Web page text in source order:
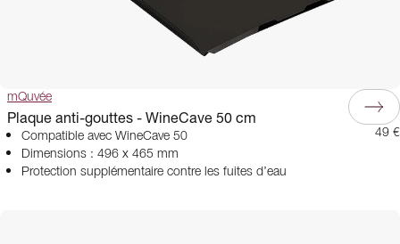
mQuvée
Plaque anti-gouttes - WineCave 50 cm
Compatible avec WineCave 50
Dimensions : 496 x 465 mm
Protection supplémentaire contre les fuites d’eau
49 €